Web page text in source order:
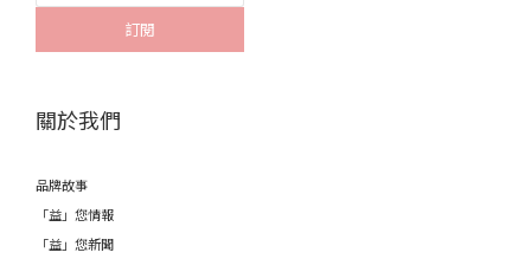
訂閱
關於我們
品牌故事
「益」您情報
「益」您新聞